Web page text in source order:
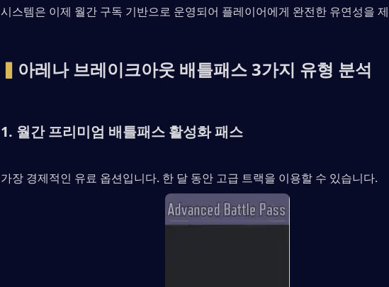
시스템은 이제 월간 구독 기반으로 운영되어 플레이어에게 완전한 유연성을
▍ 아레나 브레이크아웃 배틀패스 3가지 유형 분석
1. 월간 프리미엄 배틀패스 활성화 패스
가장 경제적인 유료 옵션입니다. 한 달 동안 고급 트랙을 이용할 수 있습니다.